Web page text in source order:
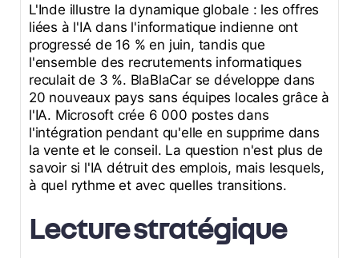
L'Inde illustre la dynamique globale : les offres
liées à l'IA dans l'informatique indienne ont
progressé de 16 % en juin, tandis que
l'ensemble des recrutements informatiques
reculait de 3 %. BlaBlaCar se développe dans
20 nouveaux pays sans équipes locales grâce à
l'IA. Microsoft crée 6 000 postes dans
l'intégration pendant qu'elle en supprime dans
la vente et le conseil. La question n'est plus de
savoir si l'IA détruit des emplois, mais lesquels,
à quel rythme et avec quelles transitions.
Lecture stratégique